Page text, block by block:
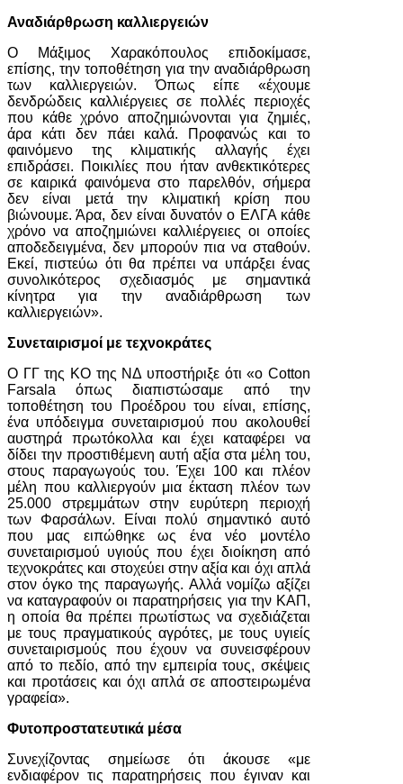
Αναδιάρθρωση καλλιεργειών
Ο Μάξιμος Χαρακόπουλος επιδοκίμασε,
επίσης, την τοποθέτηση για την αναδιάρθρωση
των καλλιεργειών. Όπως είπε «έχουμε
δενδρώδεις καλλιέργειες σε πολλές περιοχές
που κάθε χρόνο αποζημιώνονται για ζημιές,
άρα κάτι δεν πάει καλά. Προφανώς και το
φαινόμενο της κλιματικής αλλαγής έχει
επιδράσει. Ποικιλίες που ήταν ανθεκτικότερες
σε καιρικά φαινόμενα στο παρελθόν, σήμερα
δεν είναι μετά την κλιματική κρίση που
βιώνουμε. Άρα, δεν είναι δυνατόν ο ΕΛΓΑ κάθε
χρόνο να αποζημιώνει καλλιέργειες οι οποίες
αποδεδειγμένα, δεν μπορούν πια να σταθούν.
Εκεί, πιστεύω ότι θα πρέπει να υπάρξει ένας
συνολικότερος σχεδιασμός με σημαντικά
κίνητρα για την αναδιάρθρωση των
καλλιεργειών».
Συνεταιρισμοί με τεχνοκράτες
Ο ΓΓ της ΚΟ της ΝΔ υποστήριξε ότι «ο Cotton
Farsala όπως διαπιστώσαμε από την
τοποθέτηση του Προέδρου του είναι, επίσης,
ένα υπόδειγμα συνεταιρισμού που ακολουθεί
αυστηρά πρωτόκολλα και έχει καταφέρει να
δίδει την προστιθέμενη αυτή αξία στα μέλη του,
στους παραγωγούς του. Έχει 100 και πλέον
μέλη που καλλιεργούν μια έκταση πλέον των
25.000 στρεμμάτων στην ευρύτερη περιοχή
των Φαρσάλων. Είναι πολύ σημαντικό αυτό
που μας ειπώθηκε ως ένα νέο μοντέλο
συνεταιρισμού υγιούς που έχει διοίκηση από
τεχνοκράτες και στοχεύει στην αξία και όχι απλά
στον όγκο της παραγωγής. Αλλά νομίζω αξίζει
να καταγραφούν οι παρατηρήσεις για την ΚΑΠ,
η οποία θα πρέπει πρωτίστως να σχεδιάζεται
με τους πραγματικούς αγρότες, με τους υγιείς
συνεταιρισμούς που έχουν να συνεισφέρουν
από το πεδίο, από την εμπειρία τους, σκέψεις
και προτάσεις και όχι απλά σε αποστειρωμένα
γραφεία».
Φυτοπροστατευτικά μέσα
Συνεχίζοντας σημείωσε ότι άκουσε «με
ενδιαφέρον τις παρατηρήσεις που έγιναν και